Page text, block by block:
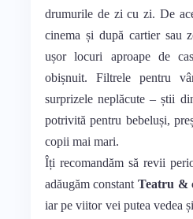
drumurile de zi cu zi. De
cinema și după cartier sau
ușor locuri aproape de
obișnuit. Filtrele pentru
surprizele neplăcute – știi
potrivită pentru bebeluși,
copii mai mari.
Îți recomandăm să revii
adăugăm constantTeatru &
iar pe viitor vei putea vedea